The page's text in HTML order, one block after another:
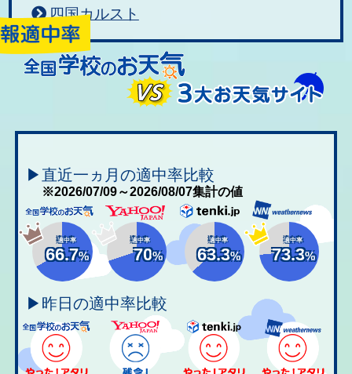
四国カルスト
▶直近一ヵ月の適中率比較
※2026/07/09～2026/08/07集計の値
適中率
66.7%
適中率
70%
適中率
63.3%
適中率
73.3%
▶昨日の適中率比較